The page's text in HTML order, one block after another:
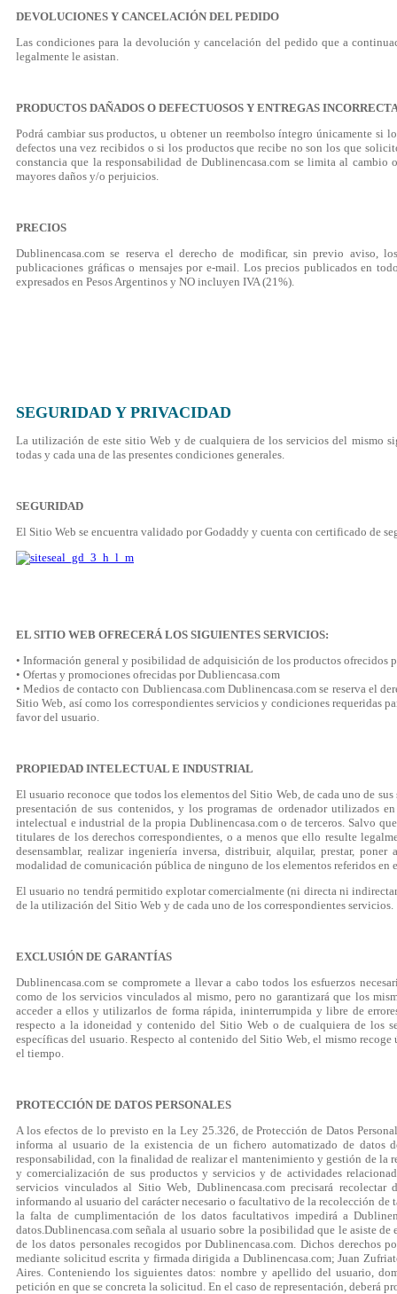
DEVOLUCIONES Y CANCELACIÓN DEL PEDIDO
Las condiciones para la devolución y cancelación del pedido que a
legalmente le asistan.
PRODUCTOS DAÑADOS O DEFECTUOSOS Y ENTREGAS
Podrá cambiar sus productos, u obtener un reembolso íntegro únicamente si
defectos una vez recibidos o si los productos que recibe no son los que
constancia que la responsabilidad de Dublinencasa.com se limita al cambio
mayores daños y/o perjuicios.
PRECIOS
Dublinencasa.com se reserva el derecho de modificar, sin previo aviso,
publicaciones gráficas o mensajes por e-mail. Los precios publicados en
expresados en Pesos Argentinos y NO incluyen IVA (21%).
SEGURIDAD Y PRIVACIDAD
La utilización de este sitio Web y de cualquiera de los servicios del mismo
todas y cada una de las presentes condiciones generales.
SEGURIDAD
El Sitio Web se encuentra validado por Godaddy y cuenta con certificado de
EL SITIO WEB OFRECERÁ LOS SIGUIENTES SERVICIOS:
• Información general y posibilidad de adquisición de los productos ofrecidos
• Ofertas y promociones ofrecidas por Dubliencasa.com
• Medios de contacto con Dubliencasa.com Dublinencasa.com se reserva el
Sitio Web, así como los correspondientes servicios y condiciones requeridas
favor del usuario.
PROPIEDAD INTELECTUAL E INDUSTRIAL
El usuario reconoce que todos los elementos del Sitio Web, de cada uno de
presentación de sus contenidos, y los programas de ordenador utilizados
intelectual e industrial de la propia Dublinencasa.com o de terceros. Salvo
titulares de los derechos correspondientes, o a menos que ello resulte
desensamblar, realizar ingeniería inversa, distribuir, alquilar, prestar,
modalidad de comunicación pública de ninguno de los elementos referidos en
El usuario no tendrá permitido explotar comercialmente (ni directa ni
de la utilización del Sitio Web y de cada uno de los correspondientes servicios.
EXCLUSIÓN DE GARANTÍAS
Dublinencasa.com se compromete a llevar a cabo todos los esfuerzos
como de los servicios vinculados al mismo, pero no garantizará que los
acceder a ellos y utilizarlos de forma rápida, ininterrumpida y libre de
respecto a la idoneidad y contenido del Sitio Web o de cualquiera de los
específicas del usuario. Respecto al contenido del Sitio Web, el mismo
el tiempo.
PROTECCIÓN DE DATOS PERSONALES
A los efectos de lo previsto en la Ley 25.326, de Protección de Datos
informa al usuario de la existencia de un fichero automatizado de datos
responsabilidad, con la finalidad de realizar el mantenimiento y gestión de la
y comercialización de sus productos y servicios y de actividades
servicios vinculados al Sitio Web, Dublinencasa.com precisará
informando al usuario del carácter necesario o facultativo de la recolección
la falta de cumplimentación de los datos facultativos impedirá a
datos.Dublinencasa.com señala al usuario sobre la posibilidad que le asiste
de los datos personales recogidos por Dublinencasa.com. Dichos derechos
mediante solicitud escrita y firmada dirigida a Dublinencasa.com; Juan
Aires. Conteniendo los siguientes datos: nombre y apellido del usuario,
petición en que se concreta la solicitud. En el caso de representación, deberá